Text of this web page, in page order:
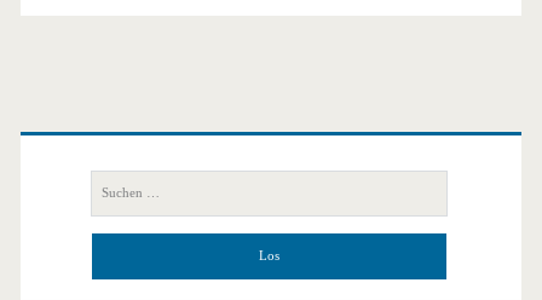
Primäre
Seitenleiste
nach: